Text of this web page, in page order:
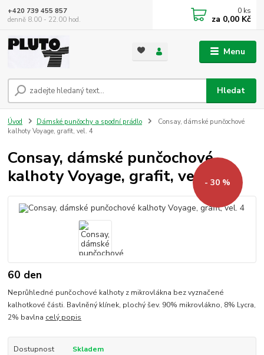
Menu
Hledat
+420 739 455 857
denně 8.00 - 22.00 hod.
0 ks
za 0,00 Kč
Úvod Dámské punčochy a spodní prádlo
Consay, dámské punčochové
kalhoty Voyage, grafit, vel. 4
Consay, dámské punčochové
kalhoty Voyage, grafit, vel. 4- 30 %
60 den
Neprůhledné punčochové kalhoty z mikrovlákna bez vyznačené
kalhotkové části. Bavlněný klínek, plochý šev. 90% mikrovlákno, 8% Lycra,
2% bavlna celý popis
Dostupnost
Skladem